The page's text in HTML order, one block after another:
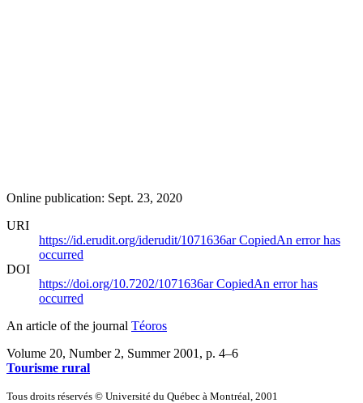
Online publication: Sept. 23, 2020
URI
https://id.erudit.org/iderudit/1071636arCopiedAn error has
occurred
DOI
https://doi.org/10.7202/1071636arCopiedAn error has
occurred
An article of the journal Téoros
Volume 20, Number 2, Summer 2001 , p. 4–6
Tourisme rural
Tous droits réservés © Université du Québec à Montréal, 2001